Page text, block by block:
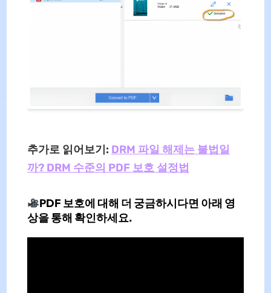
추가로 읽어보기: DRM 파일 해제는 불법일
까? DRM 수준의 PDF 보호 설정법
PDF 보호에 대해 더 궁금하시다면 아래 영
상을 통해 확인하세요.